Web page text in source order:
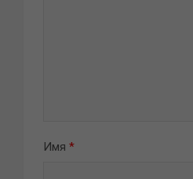
Имя *